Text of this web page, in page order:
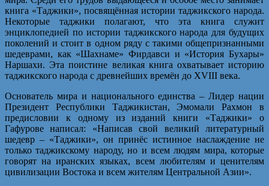
книга «Таджики», посвящённая истории таджикского народа.
Некоторые таджики полагают, что эта книга служит
энциклопедией по истории таджикского народа для будущих
поколений и стоит в одном ряду с такими общепризнанными
шедеврами, как «Шахнаме» Фирдавси и «История Бухары»
Наршахи. Эта поистине великая книга охватывает историю
таджикского народа с древнейших времён до XVIII века.
Основатель мира и национального единства – Лидер нации
Президент Республики Таджикистан, Эмомали Рахмон в
предисловии к одному из изданий книги «Таджики» о
Гафурове написал: «Написав свой великий литературный
шедевр – «Таджики», он принёс истинное наслаждение не
только таджикскому народу, но и всем людям мира, которые
говорят на иранских языках, всем любителям и ценителям
цивилизации Востока и всем жителям Центральной Азии».